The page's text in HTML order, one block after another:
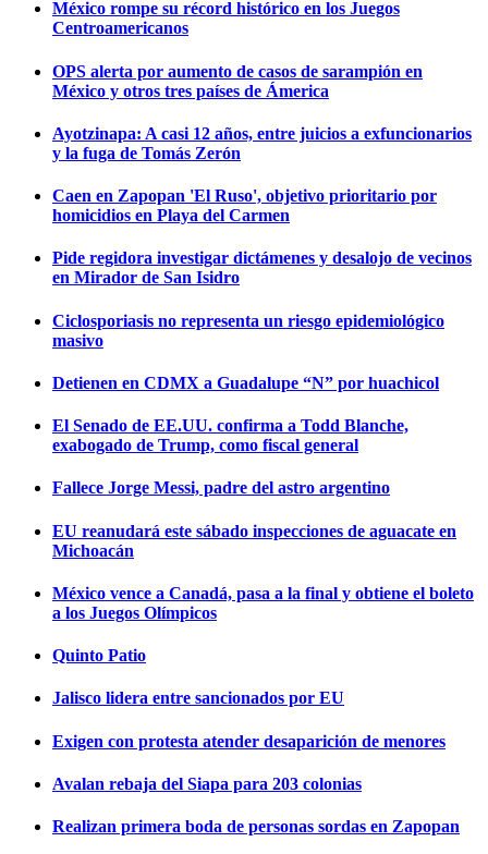
México rompe su récord histórico en los Juegos
Centroamericanos
OPS alerta por aumento de casos de sarampión en
México y otros tres países de Ámerica
Ayotzinapa: A casi 12 años, entre juicios a exfuncionarios
y la fuga de Tomás Zerón
Caen en Zapopan 'El Ruso', objetivo prioritario por
homicidios en Playa del Carmen
Pide regidora investigar dictámenes y desalojo de vecinos
en Mirador de San Isidro
Ciclosporiasis no representa un riesgo epidemiológico
masivo
Detienen en CDMX a Guadalupe “N” por huachicol
El Senado de EE.UU. confirma a Todd Blanche,
exabogado de Trump, como fiscal general
Fallece Jorge Messi, padre del astro argentino
EU reanudará este sábado inspecciones de aguacate en
Michoacán
México vence a Canadá, pasa a la final y obtiene el boleto
a los Juegos Olímpicos
Quinto Patio
Jalisco lidera entre sancionados por EU
Exigen con protesta atender desaparición de menores
Avalan rebaja del Siapa para 203 colonias
Realizan primera boda de personas sordas en Zapopan